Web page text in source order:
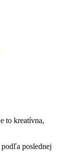
to kreatívna,
poslednej